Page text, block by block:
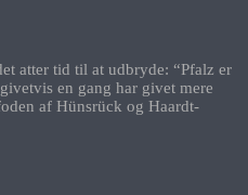
atter tid til at udbryde: “Pfalz er
en gang har givet mere
af Hünsrück og Haardt-